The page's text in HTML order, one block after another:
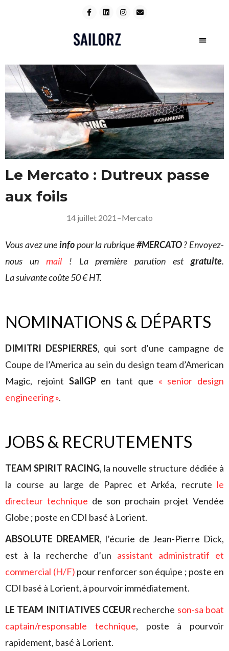
Le Mercato : Dutreux passe
aux foils
14 juillet 2021 –Mercato
Vous avez uneinfopour la rubrique#MERCATO? Envoyez-
nous un mail! La première parution est gratuite.
La suivante coûte 50 € HT.
NOMINATIONS & DÉPARTS
DIMITRI DESPIERRES, qui sort d’une campagne de
Coupe de l’America au sein du design team d’American
Magic, rejoint SailGPen tant que « senior design
engineering ».
JOBS & RECRUTEMENTS
TEAM SPIRIT RACING, la nouvelle structure dédiée à
la course au large de Paprec et Arkéa, recrute le
directeur technique de son prochain projet Vendée
Globe ; poste en CDI basé à Lorient.
ABSOLUTE DREAMER, l’écurie de Jean-Pierre Dick,
est à la recherche d’un assistant administratif et
commercial (H/F) pour renforcer son équipe ; poste en
CDI basé à Lorient, à pourvoir immédiatement.
LE TEAM INITIATIVES CŒUR recherche son-sa boat
captain/responsable technique, poste à pourvoir
rapidement, basé à Lorient.